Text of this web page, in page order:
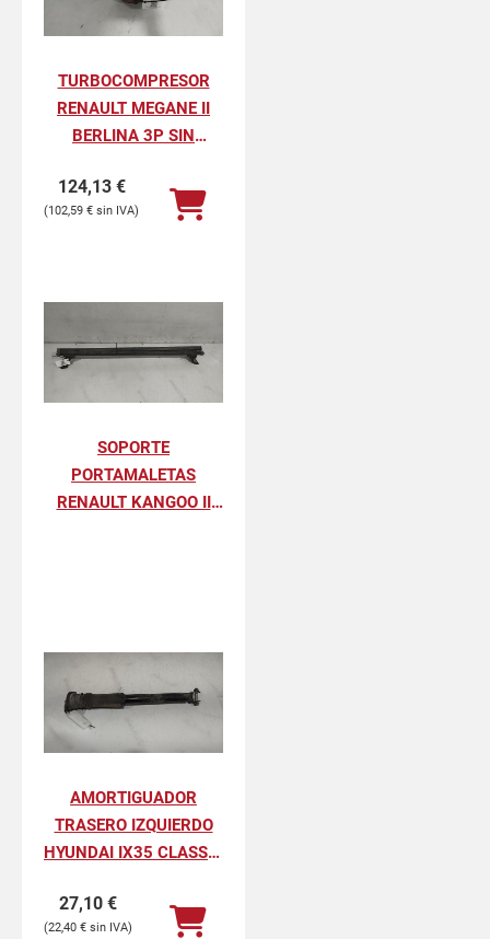
TURBOCOMPRESOR
RENAULT MEGANE II
BERLINA 3P SIN
124,13 €
102,59 €
SOPORTE
PORTAMALETAS
RENAULT KANGOO II
AMORTIGUADOR
TRASERO IZQUIERDO
HYUNDAI IX35 CLASSIC
27,10 €
22,40 €